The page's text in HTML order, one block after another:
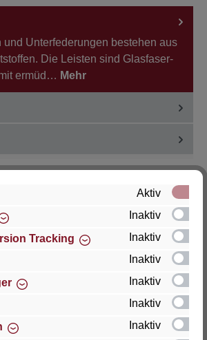
und Unterfederungen bestehen aus
Die Leisten sind Glasfaser-
ermüd… Mehr
Produktsicherheit oder
wenden Sie sich bitte an:
Co. Sitz- und Liegemöbel KG
Aktiv
Inaktiv
Tracking
Inaktiv
Inaktiv
Inaktiv
Inaktiv
Inaktiv